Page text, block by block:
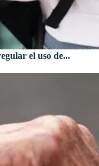
el uso de...